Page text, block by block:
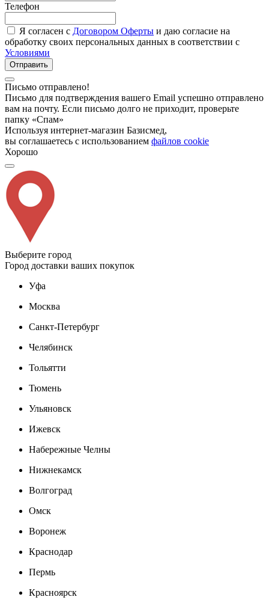
Телефон
Я согласен с Договором Оферты и даю согласие на
обработку своих персональных данных в соответствии с
Условиями
Отправить
Письмо отправлено!
Письмо для подтверждения вашего Email успешно отправлено
вам на почту. Если письмо долго не приходит, проверьте
папку «Спам»
Используя интернет-магазин Базисмед,
вы соглашаетесь с использованием файлов cookie
Хорошо
Выберите город
Город доставки ваших покупок
Уфа
Москва
Санкт-Петербург
Челябинск
Тольятти
Тюмень
Ульяновск
Ижевск
Набережные Челны
Нижнекамск
Волгоград
Омск
Воронеж
Краснодар
Пермь
Красноярск